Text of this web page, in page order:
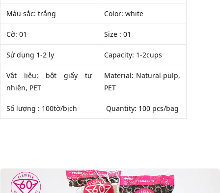
Màu sắc: trắng Color: white
Cỡ: 01 Size : 01
Sử dụng 1-2 ly Capacity: 1-2cups
Vật liệu: bột giấy tự
nhiên, PET
Material: Natural pulp,
PET
Số lượng : 100tờ/bịch Quantity: 100 pcs/bag